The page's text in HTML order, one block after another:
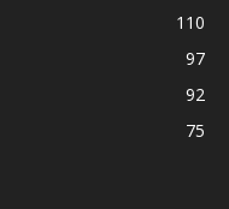
110
97
92
75